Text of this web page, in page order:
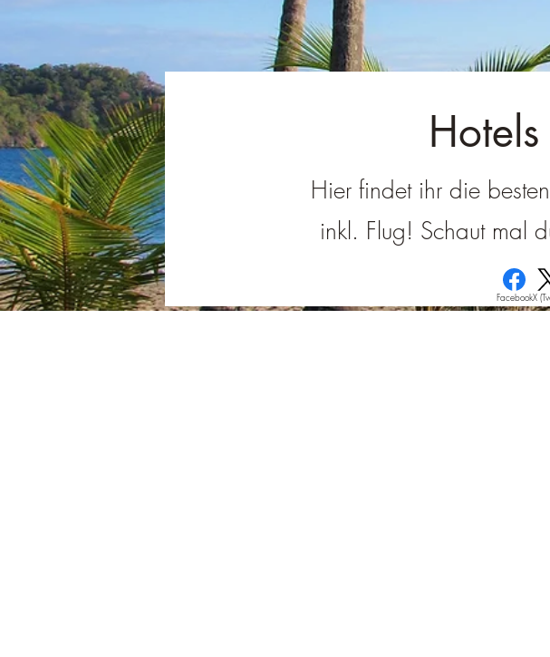
Hier findet ihr die
inkl. Flug! Schaut mal
FacebookX